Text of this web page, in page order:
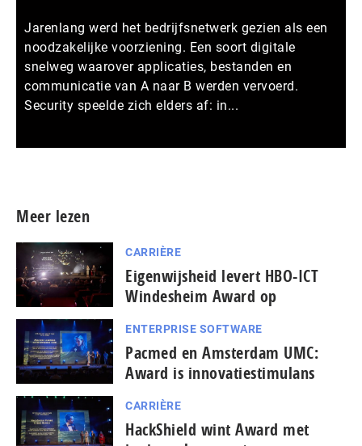
Jarenlang werd het bedrijfsnetwerk gezien als een
noodzakelijke voorziening. Een soort digitale
snelweg waarover applicaties, bestanden en
communicatie van A naar B werden vervoerd.
Security speelde zich elders af: in...
Meer lezen
CARRIÈRE
Eigenwijsheid levert HBO-ICT
Windesheim Award op
ENTERPRISE SOFTWARE
Pacmed en Amsterdam UMC:
Award is innovatiestimulans
CARRIÈRE
HackShield wint Award met